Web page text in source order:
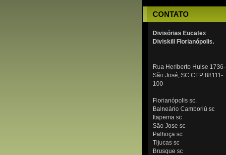
CONTATO
Divisórias Eucatex
Diviskill Florianópolis.
Rua Heriberto Hulse 1736-
São José, SC CEP 88111-
100
Florianópolis sc.
Balneário Camboriú sc
Itapema sc
São Jose sc
Palhoça sc
Tijucas sc
Brusque sc